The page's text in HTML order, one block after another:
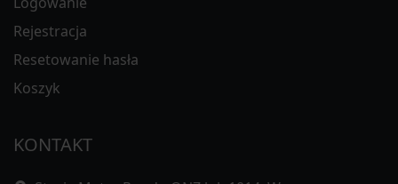
Rejestracja
Resetowanie hasła
Koszyk
KONTAKT